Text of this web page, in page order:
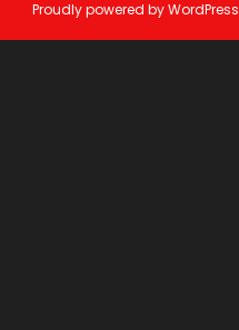
Proudly powered byWordPress